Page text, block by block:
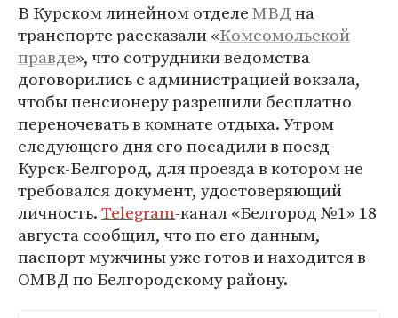
В Курском линейном отделеМВДна
транспорте рассказали «Комсомольской
правде», что сотрудники ведомства
договорились с администрацией вокзала,
чтобы пенсионеру разрешили бесплатно
переночевать в комнате отдыха. Утром
следующего дня его посадили в поезд
Курск-Белгород, для проезда в котором не
требовался документ, удостоверяющий
личность.Telegram-канал «Белгород №1» 18
августа сообщил, что по его данным,
паспорт мужчины уже готов и находится в
ОМВД по Белгородскому району.